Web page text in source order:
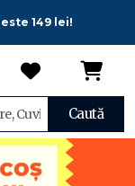
149 lei!
Caută